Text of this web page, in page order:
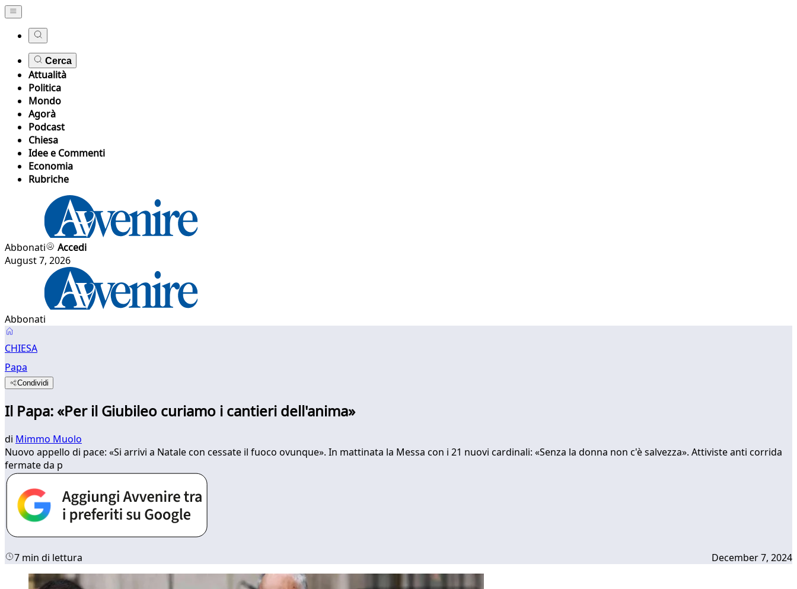
Cerca
Attualità
Politica
Mondo
Agorà
Podcast
Chiesa
Idee e Commenti
Economia
Rubriche
Abbonati
Accedi
August 7, 2026
Abbonati
CHIESA
Papa
Condividi
Il Papa: «Per il Giubileo curiamo i cantieri dell'anima»
di Mimmo Muolo
Nuovo appello di pace: «Si arrivi a Natale con cessate il fuoco ovunque». In mattinata la Messa con i 21 nuovi cardinali: «Senza la donna non c'è salvezza». Attiviste anti corrida
fermate da p
7 min di lettura December 7, 2024